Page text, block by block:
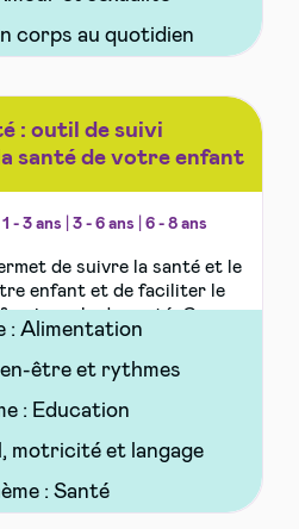
: outil de suivi
santé de votre enfant
1 - 3 ans 3 - 6 ans 6 - 8 ans
de suivre la santé et le
enfant et de faciliter le
de santé. Ce
mis à jour en